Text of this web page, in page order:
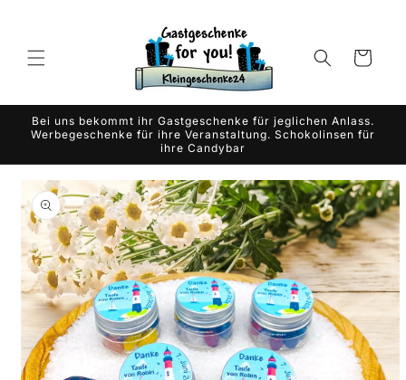
Indkøbskurv
Bei uns bekommt ihr Gastgeschenke für jeglichen Anlass.
Werbegeschenke für ihre Veranstaltung. Schokolinsen für
ihre Candybar